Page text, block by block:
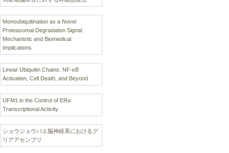
Monoubiquitination as a Novel
Proteasomal Degradation Signal:
Mechanistic and Biomedical
Implications
Linear Ubiquitin Chains: NF-κB
Activation, Cell Death, and Beyond
UFM1 in the Control of ERα
Transcriptional Activity
ショウジョウバエ脳神経系におけるグ
リアアセンブリ